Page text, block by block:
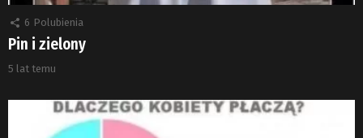
6 Polubienia
Pin i zielony
5 lat temu